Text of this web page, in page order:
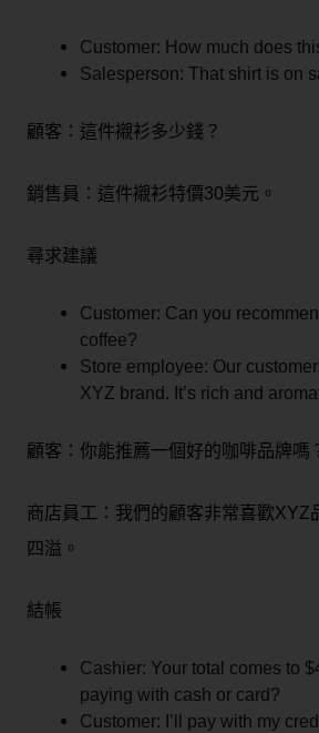
Customer: How much does
Salesperson: That shirt is on
顧客：這件襯衫多少錢？
銷售員：這件襯衫特價30美元。
尋求建議
Customer: Can you
coffee?
Store employee: Our
XYZ brand. It’s rich and
顧客：你能推薦一個好的咖啡品牌嗎
商店員工：我們的顧客非常喜歡XYZ
四溢。
結帳
Cashier: Your total comes to
paying with cash or card?
Customer: I’ll pay with my